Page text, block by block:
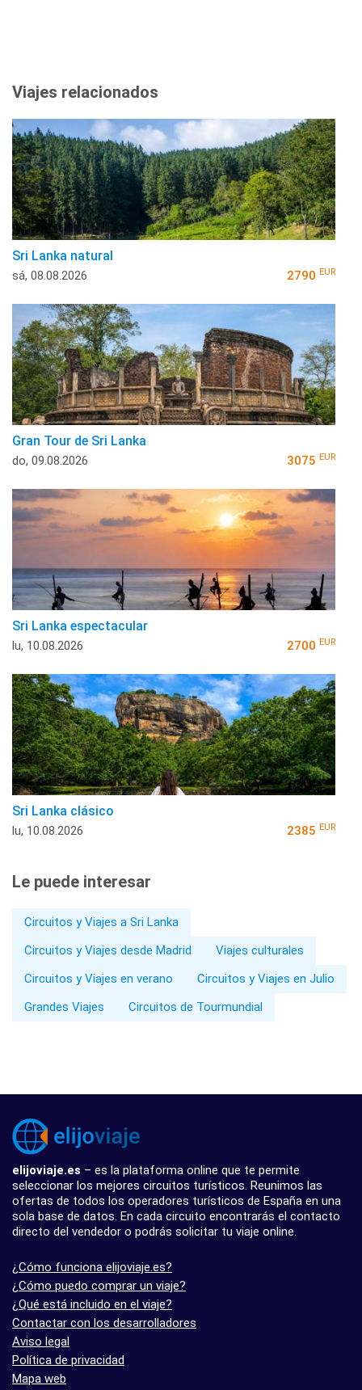
Viajes relacionados
Sri Lanka natural
sá, 08.08.2026 2790 EUR
Gran Tour de Sri Lanka
do, 09.08.2026 3075 EUR
Sri Lanka espectacular
lu, 10.08.2026 2700 EUR
Sri Lanka clásico
lu, 10.08.2026 2385 EUR
Le puede interesar
Circuitos y Viajes a Sri Lanka
Circuitos y Viajes desde Madrid
Viajes culturales
Circuitos y Viajes en verano
Circuitos y Viajes en Julio
Grandes Viajes
Circuitos de Tourmundial
elijoviaje.es – es la plataforma online que te permite
seleccionar los mejores circuitos turísticos. Reunimos las
ofertas de todos los operadores turísticos de España en una
sola base de datos. En cada circuito encontrarás el contacto
directo del vendedor o podrás solicitar tu viaje online.
¿Cómo funciona elijoviaje.es?
¿Cómo puedo comprar un viaje?
¿Qué está incluido en el viaje?
Contactar con los desarrolladores
Aviso legal
Política de privacidad
Mapa web